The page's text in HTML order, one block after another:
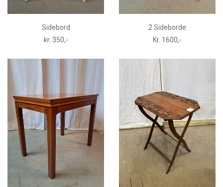
Sidebord
kr. 350,-
2 Sideborde
Kr. 1600,-